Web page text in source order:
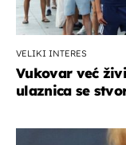
VELIKI INTERES
Vukovar već
ulaznica se